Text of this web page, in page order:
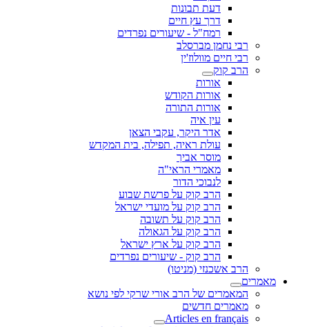
דעת תבונות
דרך עץ חיים
רמח"ל - שיעורים נפרדים
רבי נחמן מברסלב
רבי חיים מוולוז'ין
הרב קוק
אורות
אורות הקודש
אורות התורה
עין איה
אדר היקר, עקבי הצאן
עולת ראיה, תפילה, בית המקדש
מוסר אביך
מאמרי הראי"ה
לנבוכי הדור
הרב קוק על פרשת שבוע
הרב קוק על מועדי ישראל
הרב קוק על תשובה
הרב קוק על הגאולה
הרב קוק על ארץ ישראל
הרב קוק - שיעורים נפרדים
הרב אשכנזי (מניטו)
מאמרים
המאמרים של הרב אורי שרקי לפי נושא
מאמרים חדשים
Articles en français